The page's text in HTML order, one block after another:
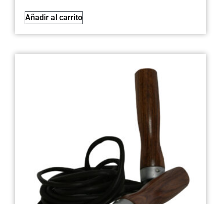
Añadir al carrito